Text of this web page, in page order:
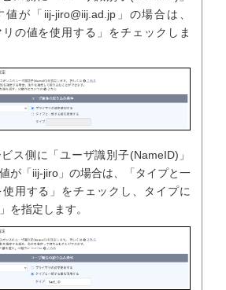
値が「iij-jiro@iij.ad.jp」の場合は、
リの値を使用する」をチェックしま
ス側に「ユーザ識別子(NameID)」
が「iij-jiro」の場合は、「タイプと一
用する」をチェックし、タイプに
を指定します。